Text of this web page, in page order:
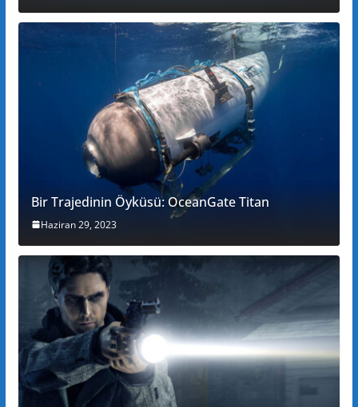
Bir Trajedinin Öyküsü: OceanGate Titan
Haziran 29, 2023